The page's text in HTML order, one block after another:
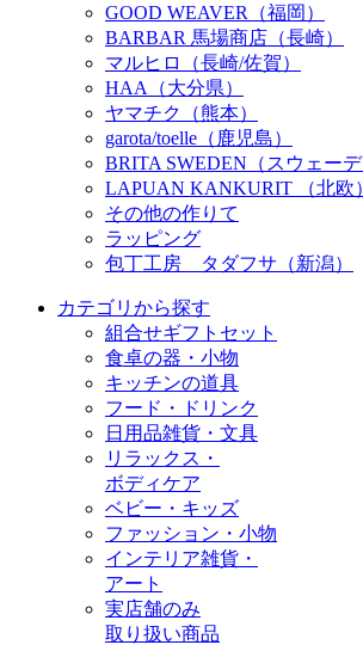
GOOD WEAVER（福岡）
BARBAR 馬場商店（長崎）
マルヒロ（長崎/佐賀）
HAA（大分県）
ヤマチク（熊本）
garota/toelle（鹿児島）
BRITA SWEDEN（スウェーデ
LAPUAN KANKURIT （北欧）
その他の作りて
ラッピング
包丁工房 タダフサ（新潟）
カテゴリから探す
組合せギフトセット
食卓の器・小物
キッチンの道具
フード・ドリンク
日用品雑貨・文具
リラックス・
ボディケア
ベビー・キッズ
ファッション・小物
インテリア雑貨・
アート
実店舗のみ
取り扱い商品